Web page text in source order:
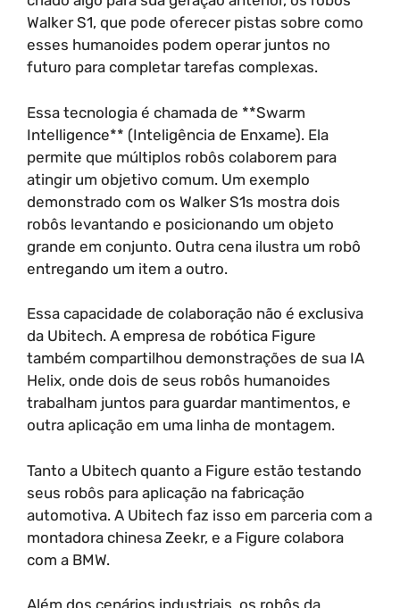
Walker S1, que pode oferecer pistas sobre como
esses humanoides podem operar juntos no
futuro para completar tarefas complexas.
Essa tecnologia é chamada de **Swarm
Intelligence** (Inteligência de Enxame). Ela
permite que múltiplos robôs colaborem para
atingir um objetivo comum. Um exemplo
demonstrado com os Walker S1s mostra dois
robôs levantando e posicionando um objeto
grande em conjunto. Outra cena ilustra um robô
entregando um item a outro.
Essa capacidade de colaboração não é exclusiva
da Ubitech. A empresa de robótica Figure
também compartilhou demonstrações de sua IA
Helix, onde dois de seus robôs humanoides
trabalham juntos para guardar mantimentos, e
outra aplicação em uma linha de montagem.
Tanto a Ubitech quanto a Figure estão testando
seus robôs para aplicação na fabricação
automotiva. A Ubitech faz isso em parceria com a
montadora chinesa Zeekr, e a Figure colabora
com a BMW.
Além dos cenários industriais, os robôs da